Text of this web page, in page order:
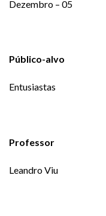
Dezembro – 05
Público-alvo
Entusiastas
Professor
Leandro Viu